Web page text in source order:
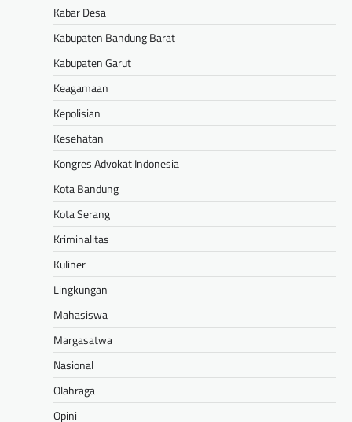
Kabar Desa
Kabupaten Bandung Barat
Kabupaten Garut
Keagamaan
Kepolisian
Kesehatan
Kongres Advokat Indonesia
Kota Bandung
Kota Serang
Kriminalitas
Kuliner
Lingkungan
Mahasiswa
Margasatwa
Nasional
Olahraga
Opini